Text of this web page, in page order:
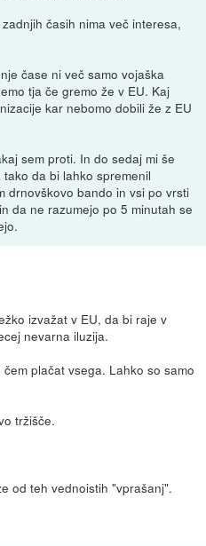
časih nima več interesa,
čase ni več samo vojaška
tja če gremo že v EU. Kaj
kar nebomo dobili že z EU
sem proti. In do sedaj mi še
da bi lahko spremenil
drnovškovo bando in vsi po vrsti
da ne razumejo po 5 minutah se
izvažat v EU, da bi raje v
nevarna iluzija.
plačat vsega. Lahko so samo
tržišče.
od teh vednoistih "vprašanj".